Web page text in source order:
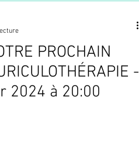
PROCHAIN
-
2024 à 20:00